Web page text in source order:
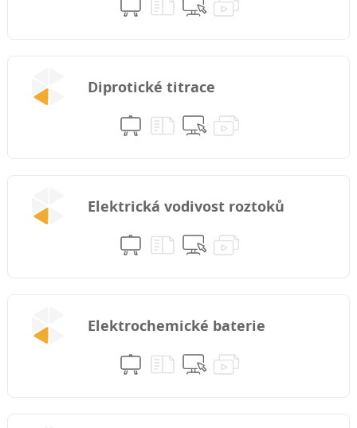
Diprotické titrace
Elektrická vodivost roztoků
Elektrochemické baterie